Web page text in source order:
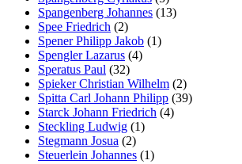
Spangenberg Johannes (13)
Spee Friedrich (2)
Spener Philipp Jakob (1)
Spengler Lazarus (4)
Speratus Paul (32)
Spieker Christian Wilhelm (2)
Spitta Carl Johann Philipp (39)
Starck Johann Friedrich (4)
Steckling Ludwig (1)
Stegmann Josua (2)
Steuerlein Johannes (1)